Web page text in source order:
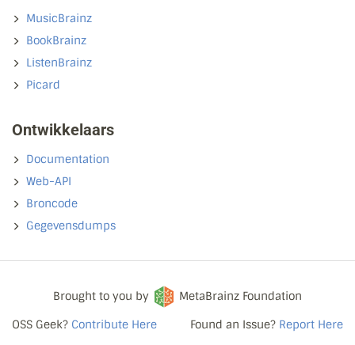
MusicBrainz
BookBrainz
ListenBrainz
Picard
Ontwikkelaars
Documentation
Web-API
Broncode
Gegevensdumps
OSS Geek? Contribute Here
Brought to you by
MetaBrainz Foundation
Found an Issue? Report Here